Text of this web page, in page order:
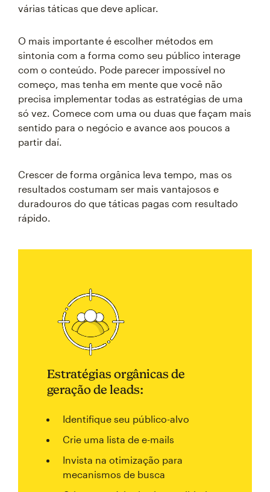
várias táticas que deve aplicar.
O mais importante é escolher métodos em
sintonia com a forma como seu público interage
com o conteúdo. Pode parecer impossível no
começo, mas tenha em mente que você não
precisa implementar todas as estratégias de uma
só vez. Comece com uma ou duas que façam mais
sentido para o negócio e avance aos poucos a
partir daí.
Crescer de forma orgânica leva tempo, mas os
resultados costumam ser mais vantajosos e
duradouros do que táticas pagas com resultado
rápido.
Estratégias orgânicas de
geração de leads:
Identifique seu público-alvo
Crie uma lista de e-mails
Invista na otimização para
mecanismos de busca